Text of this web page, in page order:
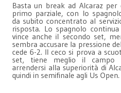
Basta un break ad Alcaraz per
primo parziale, con lo
da subito concentrato al
risposta. Lo spagnolo
vince anche il secondo set,
sembra accusare la pressione
cede 6-2. Il ceco si prova a
set, tiene meglio il campo
arrendersi alla superiorità di
quindi in semifinale agli Us Open.